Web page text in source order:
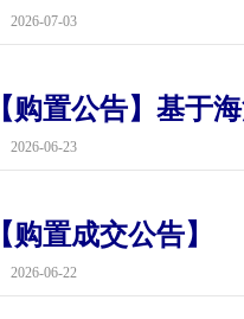
2026-07-03
【购置公告】基于
2026-06-23
【购置成交公告】
2026-06-22